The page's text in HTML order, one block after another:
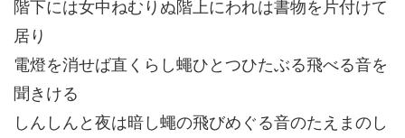
階下には女中ねむりぬ階上にわれは書物を片付けて
居り
電燈を消せば直くらし蠅ひとつひたぶる飛べる音を
聞きける
しんしんと夜は暗し蠅の飛びめぐる音のたえまのし